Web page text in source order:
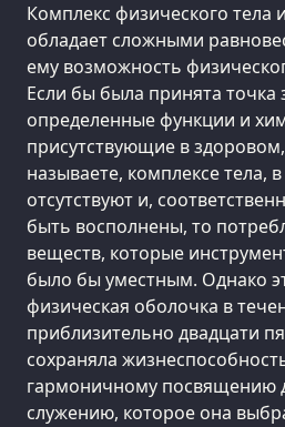
Комплекс физического тела
обладает сложными
ему возможность
Если бы была принята точка
определенные функции и
присутствующие в
называете, комплексе тела,
отсутствуют и,
быть восполнены, то
веществ, которые
было бы уместным. Однако
физическая оболочка в
приблизительно двадцати
сохраняла
гармоничному посвящению
служению, которое она